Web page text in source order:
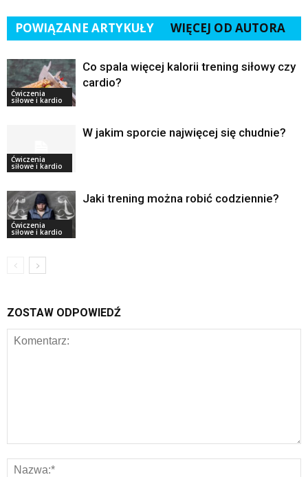
POWIĄZANE ARTYKUŁY WIĘCEJ OD AUTORA
Ćwiczenia
siłowe i kardio
Co spala więcej kalorii trening siłowy czy
cardio?
Ćwiczenia
siłowe i kardio
W jakim sporcie najwięcej się chudnie?
Ćwiczenia
siłowe i kardio
Jaki trening można robić codziennie?
ZOSTAW ODPOWIEDŹ